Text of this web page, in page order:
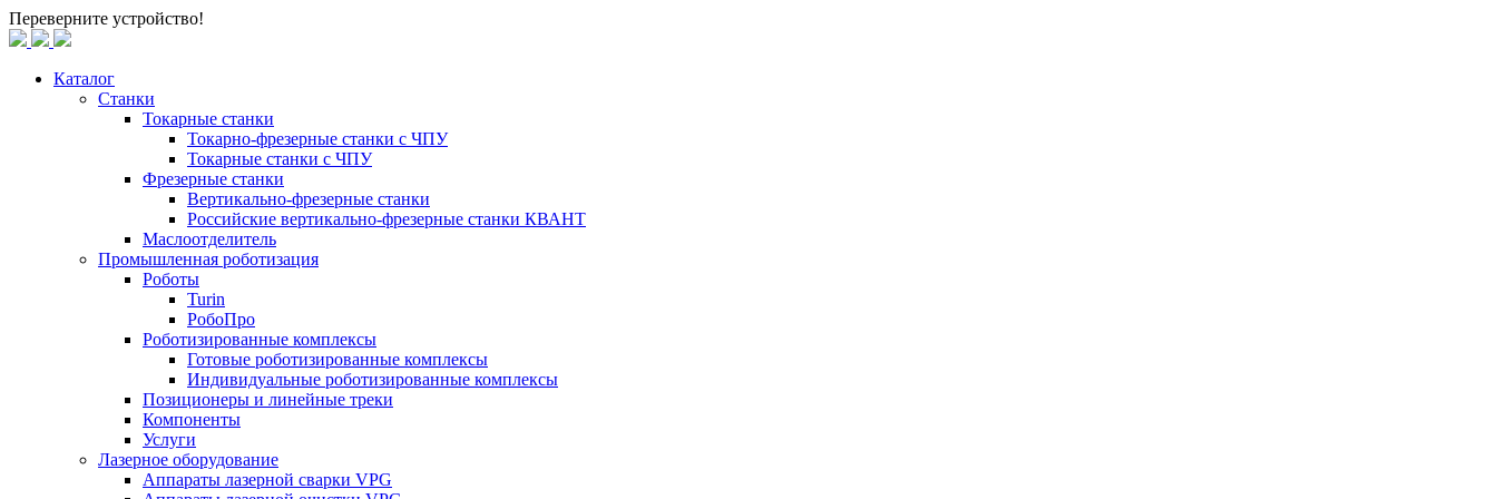
Переверните устройство!
Каталог
Станки
Токарные станки
Токарно-фрезерные станки c ЧПУ
Токарные станки с ЧПУ
Фрезерные станки
Вертикально-фрезерные станки
Российские вертикально-фрезерные станки КВАНТ
Маслоотделитель
Промышленная роботизация
Роботы
Turin
РобоПро
Роботизированные комплексы
Готовые роботизированные комплексы
Индивидуальные роботизированные комплексы
Позиционеры и линейные треки
Компоненты
Услуги
Лазерное оборудование
Аппараты лазерной сварки VPG